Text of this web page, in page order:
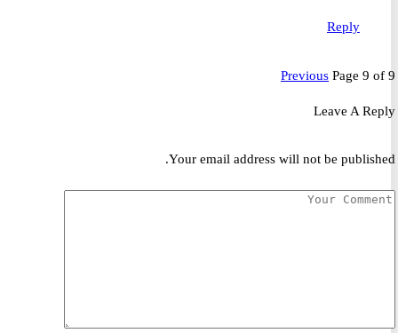
Reply
Previous Page 9
Leave A
Your email address will not be